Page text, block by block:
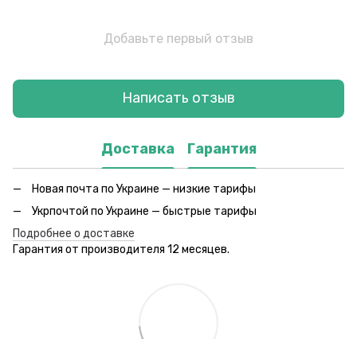
Добавьте первый отзыв
Написать отзыв
Доставка Гарантия
Новая почта по Украине — низкие тарифы
Укрпочтой по Украине — быстрые тарифы
Подробнее о доставке
Гарантия от производителя 12 месяцев.